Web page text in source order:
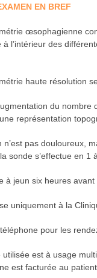
EN BREF
œsophagienne
à l’intérieur des
haute résolution
du
représentation
n’est pas douloureux,
sonde s’effectue en
à jeun six heures avant
uniquement à la
pour les
utilisée est à usage
est facturée au